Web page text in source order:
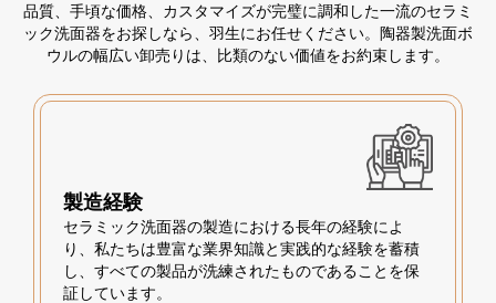
品質、手頃な価格、カスタマイズが完璧に調和した一流のセラミ
ック洗面器をお探しなら、羽生にお任せください。陶器製洗面ボ
ウルの幅広い卸売りは、比類のない価値をお約束します。
製造経験
セラミック洗面器の製造における長年の経験によ
り、私たちは豊富な業界知識と実践的な経験を蓄積
し、すべての製品が洗練されたものであることを保
証しています。